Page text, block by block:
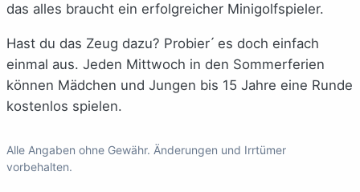
das alles braucht ein erfolgreicher Minigolfspieler.
Hast du das Zeug dazu? Probier ́ es doch einfach
einmal aus. Jeden Mittwoch in den Sommerferien
können Mädchen und Jungen bis 15 Jahre eine Runde
kostenlos spielen.
Alle Angaben ohne Gewähr. Änderungen und Irrtümer
vorbehalten.